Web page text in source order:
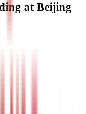
at Beijing